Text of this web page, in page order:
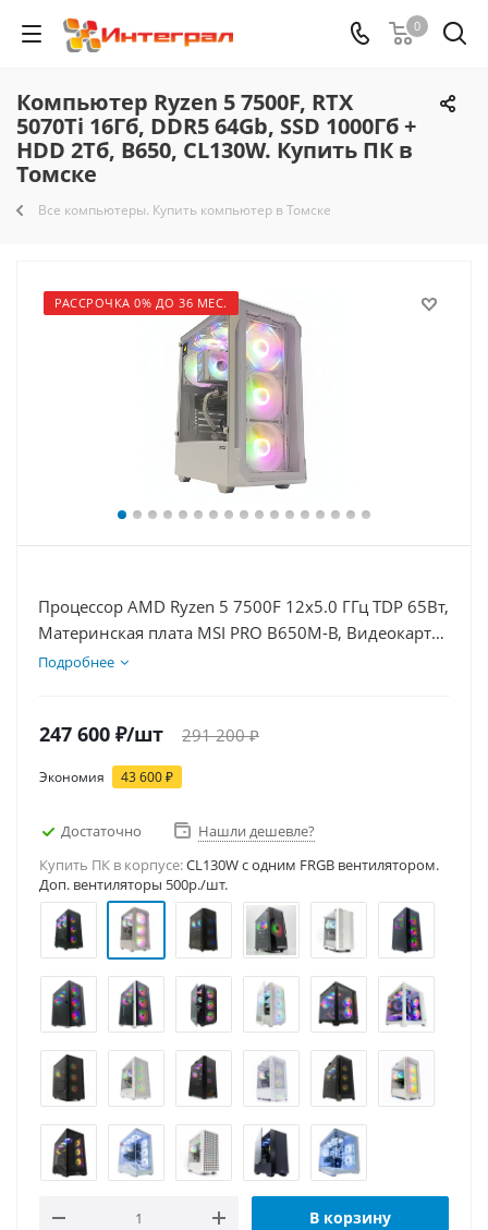
0
Компьютер Ryzen 5 7500F, RTX
5070Ti 16Гб, DDR5 64Gb, SSD 1000Гб +
HDD 2Тб, B650, CL130W. Купить ПК в
Томске
Все компьютеры. Купить компьютер в Томске
РАССРОЧКА 0% ДО 36 МЕС.
Процессор AMD Ryzen 5 7500F 12x5.0 ГГц TDP 65Вт,
Материнская плата MSI PRO B650M-B, Видеокарта
RTX 5070Ti 16Гб, Память DDR5 64Gb, Диски SSD
Подробнее
247 600 ₽/шт 291 200₽
Экономия 43 600₽
Достаточно
Нашли дешевле?
Купить ПК в корпусе:CL130W c одним FRGB вентилятором.
Доп. вентиляторы 500р./шт.
В корзину